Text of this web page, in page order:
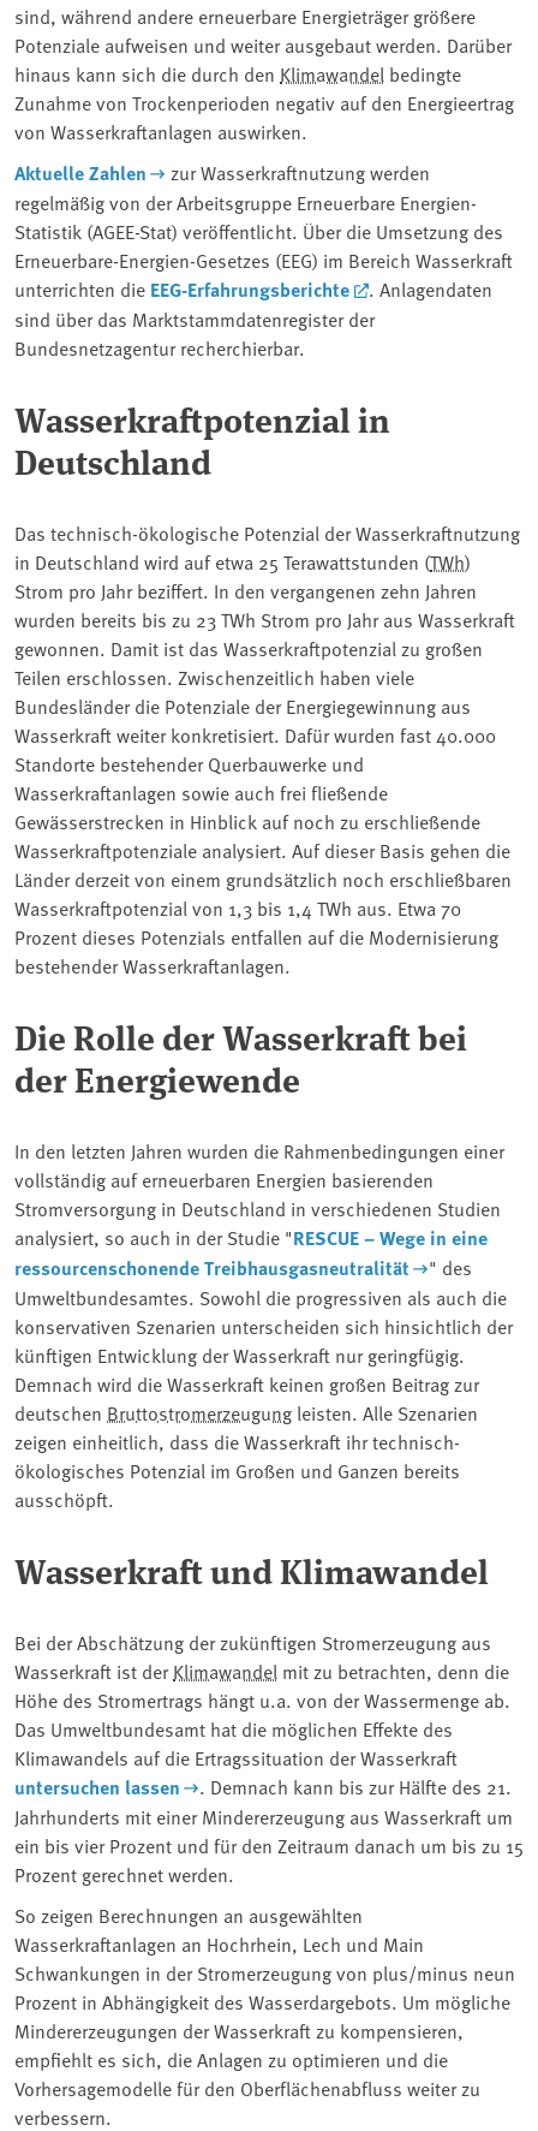
sind, während andere erneuerbare Energieträger größere
Potenziale aufweisen und weiter ausgebaut werden. Darüber
hinaus kann sich die durch den Klimawandel bedingte
Zunahme von Trockenperioden negativ auf den Energieertrag
von Wasserkraftanlagen auswirken.
Aktuelle Zahlen
zur Wasserkraftnutzung werden
regelmäßig von der Arbeitsgruppe Erneuerbare Energien-
Statistik (AGEE-Stat) veröffentlicht. Über die Umsetzung des
Erneuerbare-Energien-Gesetzes (EEG) im Bereich Wasserkraft
unterrichten die EEG-Erfahrungsberichte
. Anlagendaten
sind über das Marktstammdatenregister der
Bundesnetzagentur recherchierbar.
Wasserkraftpotenzial in
Deutschland
Das technisch-ökologische Potenzial der Wasserkraftnutzung
in Deutschland wird auf etwa 25 Terawattstunden (TWh)
Strom pro Jahr beziffert. In den vergangenen zehn Jahren
wurden bereits bis zu 23 TWh Strom pro Jahr aus Wasserkraft
gewonnen. Damit ist das Wasserkraftpotenzial zu großen
Teilen erschlossen. Zwischenzeitlich haben viele
Bundesländer die Potenziale der Energiegewinnung aus
Wasserkraft weiter konkretisiert. Dafür wurden fast 40.000
Standorte bestehender Querbauwerke und
Wasserkraftanlagen sowie auch frei fließende
Gewässerstrecken in Hinblick auf noch zu erschließende
Wasserkraftpotenziale analysiert. Auf dieser Basis gehen die
Länder derzeit von einem grundsätzlich noch erschließbaren
Wasserkraftpotenzial von 1,3 bis 1,4 TWh aus. Etwa 70
Prozent dieses Potenzials entfallen auf die Modernisierung
bestehender Wasserkraftanlagen.
Die Rolle der Wasserkraft bei
der Energiewende
In den letzten Jahren wurden die Rahmenbedingungen einer
vollständig auf erneuerbaren Energien basierenden
Stromversorgung in Deutschland in verschiedenen Studien
analysiert, so auch in der Studie "RESCUE – Wege in eine
ressourcenschonende Treibhausgasneutralität
" des
Umweltbundesamtes. Sowohl die progressiven als auch die
konservativen Szenarien unterscheiden sich hinsichtlich der
künftigen Entwicklung der Wasserkraft nur geringfügig.
Demnach wird die Wasserkraft keinen großen Beitrag zur
deutschen ⁠ Bruttostromerzeugung ⁠ leisten. Alle Szenarien
zeigen einheitlich, dass die Wasserkraft ihr technisch-
ökologisches Potenzial im Großen und Ganzen bereits
ausschöpft.
Wasserkraft und Klimawandel
Bei der Abschätzung der zukünftigen Stromerzeugung aus
Wasserkraft ist der ⁠Klimawandel ⁠ mit zu betrachten, denn die
Höhe des Stromertrags hängt u.a. von der Wassermenge ab.
Das Umweltbundesamt hat die möglichen Effekte des
Klimawandels auf die Ertragssituation der Wasserkraft
untersuchen lassen
. Demnach kann bis zur Hälfte des 21.
Jahrhunderts mit einer Mindererzeugung aus Wasserkraft um
ein bis vier Prozent und für den Zeitraum danach um bis zu 15
Prozent gerechnet werden.
So zeigen Berechnungen an ausgewählten
Wasserkraftanlagen an Hochrhein, Lech und Main
Schwankungen in der Stromerzeugung von plus/minus neun
Prozent in Abhängigkeit des Wasserdargebots. Um mögliche
Mindererzeugungen der Wasserkraft zu kompensieren,
empfiehlt es sich, die Anlagen zu optimieren und die
Vorhersagemodelle für den Oberflächenabfluss weiter zu
verbessern.